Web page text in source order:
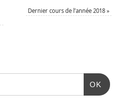
Dernier cours de l’année 2018»
OK